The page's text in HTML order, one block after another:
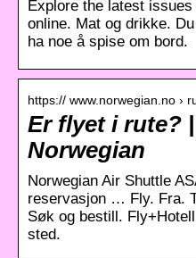
Explore the latest
online. Mat og drikke.
ha noe å spise om bord.
https:// www.norwegian.no ›
Er flyet i rute?
Norwegian
Norwegian Air Shuttle
reservasjon … Fly. Fra.
Søk og bestill.
sted.